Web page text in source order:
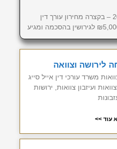
מחירון עורך דין גירושין 2026 – בקצרה מחירון עורך דין
לירושה וצוואה
משרד עורכי דין אייל סייג
ועיזבון צוואות, ירושות
עוד >>